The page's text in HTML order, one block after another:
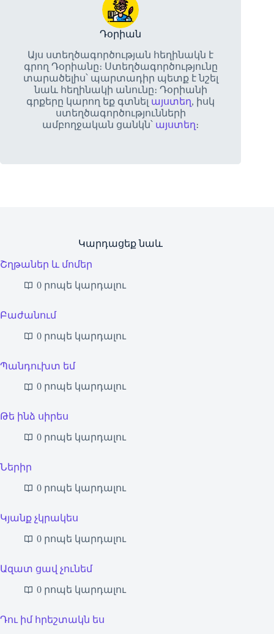
Դօրիան
Այս ստեղծագործության հեղինակն է
գրող Դօրիանը։ Ստեղծագործությունը
տարածելիս՝ պարտադիր պետք է նշել
նաև հեղինակի անունը։ Դօրիանի
գրքերը կարող եք գտնել այստեղ, իսկ
ստեղծագործությունների
ամբողջական ցանկն՝ այստեղ։
Կարդացեք նաև
Շղթաներ և մոմեր
0 րոպե կարդալու
Բաժանում
0 րոպե կարդալու
Պանդուխտ եմ
0 րոպե կարդալու
Թե ինձ սիրես
0 րոպե կարդալու
Ներիր
0 րոպե կարդալու
Կյանք չկրակես
0 րոպե կարդալու
Ազատ ցավ չունեմ
0 րոպե կարդալու
Դու իմ հրեշտակն ես